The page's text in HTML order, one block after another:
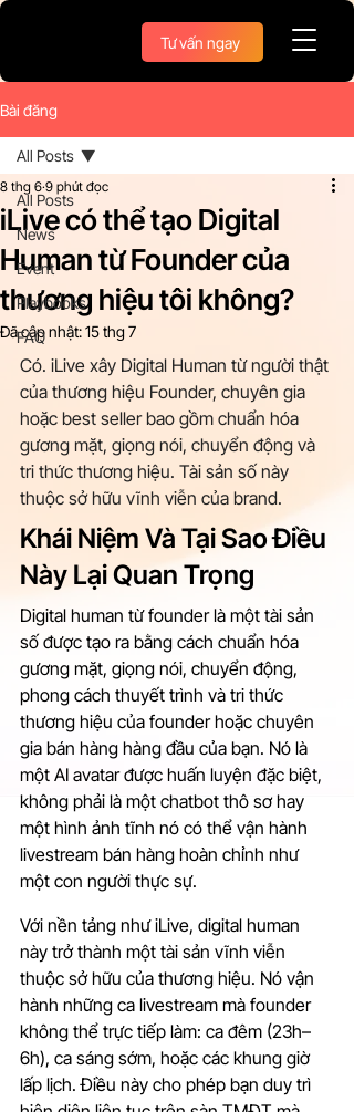
Tư vấn ngay
Bài đăng
All Posts
News
Event
Playbooks
FAQ
All Posts
iLive có thể tạo Digital
Human từ Founder của
thương hiệu tôi không?
8 thg 6 9 phút đọc
Đã cập nhật:15 thg 7
Có. iLive xây Digital Human từ người thật
của thương hiệu Founder, chuyên gia
hoặc best seller bao gồm chuẩn hóa
gương mặt, giọng nói, chuyển động và
tri thức thương hiệu. Tài sản số này
thuộc sở hữu vĩnh viễn của brand.
Khái Niệm Và Tại Sao Điều
Này Lại Quan Trọng
Digital human từ founder là một tài sản
số được tạo ra bằng cách chuẩn hóa
gương mặt, giọng nói, chuyển động,
phong cách thuyết trình và tri thức
thương hiệu của founder hoặc chuyên
gia bán hàng hàng đầu của bạn. Nó là
một AI avatar được huấn luyện đặc biệt,
không phải là một chatbot thô sơ hay
một hình ảnh tĩnh nó có thể vận hành
livestream bán hàng hoàn chỉnh như
một con người thực sự.
Với nền tảng như iLive, digital human
này trở thành một tài sản vĩnh viễn
thuộc sở hữu của thương hiệu. Nó vận
hành những ca livestream mà founder
không thể trực tiếp làm: ca đêm (23h–
6h), ca sáng sớm, hoặc các khung giờ
lấp lịch. Điều này cho phép bạn duy trì